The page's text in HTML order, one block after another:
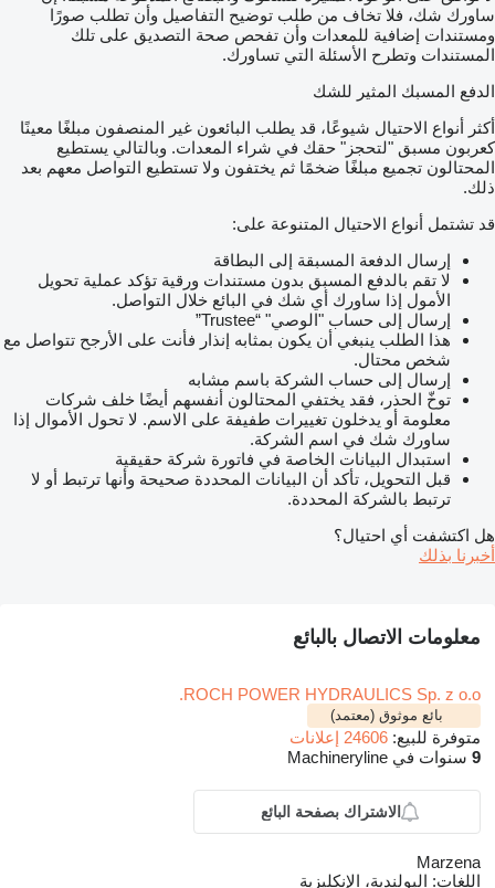
ساورك شك، فلا تخاف من طلب توضيح التفاصيل وأن تطلب صورًا
ومستندات إضافية للمعدات وأن تفحص صحة التصديق على تلك
المستندات وتطرح الأسئلة التي تساورك.
الدفع المسبك المثير للشك
أكثر أنواع الاحتيال شيوعًا، قد يطلب البائعون غير المنصفون مبلغًا معينًا
كعربون مسبق "لتحجز" حقك في شراء المعدات. وبالتالي يستطيع
المحتالون تجميع مبلغًا ضخمًا ثم يختفون ولا تستطيع التواصل معهم بعد
ذلك.
قد تشتمل أنواع الاحتيال المتنوعة على:
إرسال الدفعة المسبقة إلى البطاقة
لا تقم بالدفع المسبق بدون مستندات ورقية تؤكد عملية تحويل
الأمول إذا ساورك أي شك في البائع خلال التواصل.
إرسال إلى حساب "الوصي" “Trustee”
هذا الطلب ينبغي أن يكون بمثابه إنذار فأنت على الأرجح تتواصل مع
شخص محتال.
إرسال إلى حساب الشركة باسم مشابه
توخّ الحذر، فقد يختفي المحتالون أنفسهم أيضًا خلف شركات
معلومة أو يدخلون تغييرات طفيفة على الاسم. لا تحول الأموال إذا
ساورك شك في اسم الشركة.
استبدال البيانات الخاصة في فاتورة شركة حقيقية
قبل التحويل، تأكد أن البيانات المحددة صحيحة وأنها ترتبط أو لا
ترتبط بالشركة المحددة.
هل اكتشفت أي احتيال؟
أخبرنا بذلك
معلومات الاتصال بالبائع
ROCH POWER HYDRAULICS Sp. z o.o.
بائع موثوق (معتمد)
متوفرة للبيع: 24606 إعلانات
9 سنوات في Machineryline
الاشتراك بصفحة البائع
Marzena
اللغات: البولندية، الإنكليزية